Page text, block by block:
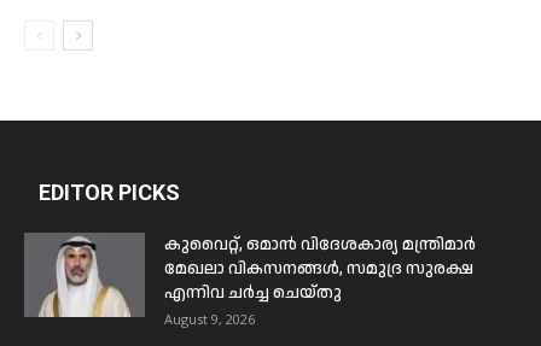
EDITOR PICKS
കുവൈറ്റ്, ഒമാൻ വിദേശകാര്യ മന്ത്രിമാർ
മേഖലാ വികസനങ്ങൾ, സമുദ്ര സുരക്ഷ
എന്നിവ ചർച്ച ചെയ്തു
August 9, 2026